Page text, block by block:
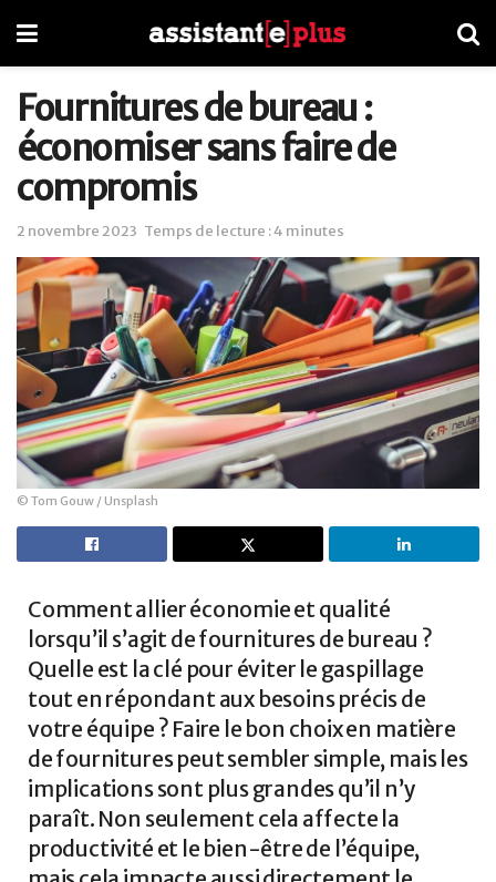
Fournitures de bureau :
économiser sans faire de
compromis
2 novembre 2023 Temps de lecture : 4 minutes
© Tom Gouw / Unsplash
Comment allier économie et qualité
lorsqu’il s’agit de fournitures de bureau ?
Quelle est la clé pour éviter le gaspillage
tout en répondant aux besoins précis de
votre équipe ? Faire le bon choix en matière
de fournitures peut sembler simple, mais les
implications sont plus grandes qu’il n’y
paraît. Non seulement cela affecte la
productivité et le bien-être de l’équipe,